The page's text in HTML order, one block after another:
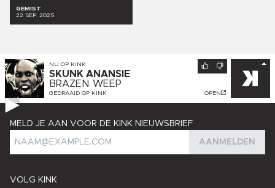
GEMIST
22 SEP. 2025
NU OP KINK
SKUNK ANANSIE
BRAZEN WEEP
GEDRAAID OP KINK OPEN
VOLG KINK
MELD JE AAN VOOR DE KINK NIEUWSBRIEF
AANMELDEN